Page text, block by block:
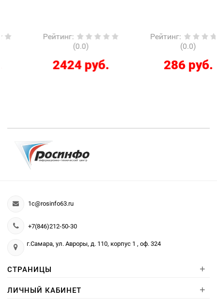
Рейтинг:
2424 руб.
Рейтинг:
286 руб.
1c@rosinfo63.ru
+7(846)212-50-30
г.Самара, ул. Авроры, д. 110, корпус 1 , оф. 324
СТРАНИЦЫ +
ЛИЧНЫЙ КАБИНЕТ +